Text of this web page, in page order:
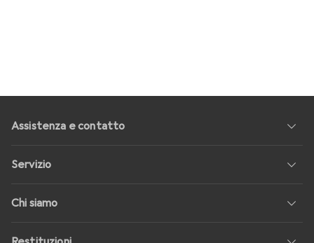
Assistenza e contatto
Servizio
Chi siamo